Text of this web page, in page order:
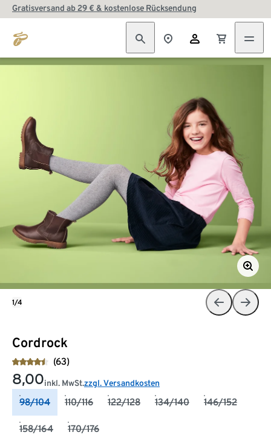
Gratisversand ab 29 € & kostenlose Rücksendung
Cordrock
(63)
8,00inkl. MwSt.zzgl. Versandkosten
98/104 110/116 122/128 134/140 146/152
158/164 170/176
1/4